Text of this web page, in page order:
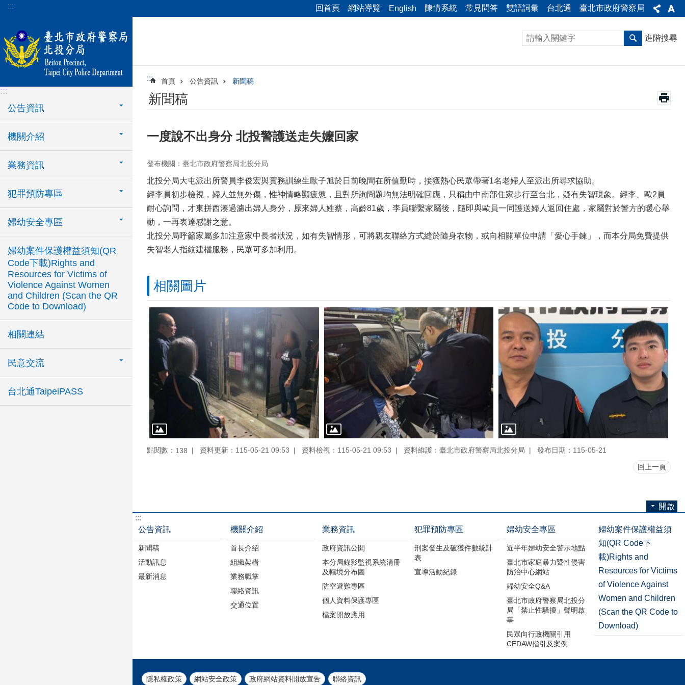
跳到主要內容區塊
::: 回首頁 網站導覽 English 陳情系統 常見問答 雙語詞彙 台北通 臺北市政府警察局
:::
公告資訊
機關介紹
業務資訊
犯罪預防專區
婦幼安全專區
婦幼案件保護權益須知(QR
Code下載)Rights and
Resources for Victims of
Violence Against Women
and Children (Scan the QR
Code to Download)
相關連結
民意交流
台北通TaipeiPASS
進階搜尋
::: 首頁 公告資訊 新聞稿
新聞稿
一度說不出身分 北投警護送走失嬤回家
發布機關：臺北市政府警察局北投分局
北投分局大屯派出所警員李俊宏與實務訓練生歐子旭於日前晚間在所值勤時，接獲熱心民眾帶著1名老婦人至派出所尋求協助。
經李員初步檢視，婦人並無外傷，惟神情略顯疲憊，且對所詢問題均無法明確回應，只稱由中南部住家步行至台北，疑有失智現象。經李、歐2員
耐心詢問，才東拼西湊過濾出婦人身分，原來婦人姓蔡，高齡81歲，李員聯繫家屬後，隨即與歐員一同護送婦人返回住處，家屬對於警方的暖心舉
動，一再表達感謝之意。
北投分局呼籲家屬多加注意家中長者狀況，如有失智情形，可將親友聯絡方式縫於隨身衣物，或向相關單位申請「愛心手鍊」，而本分局免費提供
失智老人指紋建檔服務，民眾可多加利用。
相關圖片
點閱數： 138 資料更新：115-05-21 09:53 資料檢視：115-05-21 09:53 資料維護：臺北市政府警察局北投分局 發布日期：115-05-21
回上一頁
開啟
:::
公告資訊
新聞稿
活動訊息
最新消息
機關介紹
首長介紹
組織架構
業務職掌
聯絡資訊
交通位置
業務資訊
政府資訊公開
本分局錄影監視系統清冊
及轄境分布圖
防空避難專區
個人資料保護專區
檔案開放應用
犯罪預防專區
刑案發生及破獲件數統計
表
宣導活動紀錄
婦幼安全專區
近半年婦幼安全警示地點
臺北市家庭暴力暨性侵害
防治中心網站
婦幼安全Q&A
臺北市政府警察局北投分
局「禁止性騷擾」聲明啟
事
民眾向行政機關引用
CEDAW指引及案例
婦幼案件保護權益須
知(QR Code下
載)Rights and
Resources for Victims
of Violence Against
Women and Children
(Scan the QR Code to
Download)
隱私權政策 網站安全政策 政府網站資料開放宣告 聯絡資訊